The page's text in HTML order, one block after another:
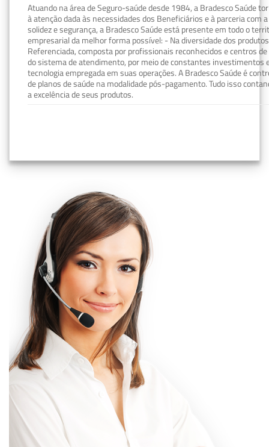
Atuando na área de Seguro-saúde desde 1984, a Bradesco Saúde
à atenção dada às necessidades dos Beneficiários e à parceria com
solidez e segurança, a Bradesco Saúde está presente em todo o
empresarial da melhor forma possível: - Na diversidade dos
Referenciada, composta por profissionais reconhecidos e centros
do sistema de atendimento, por meio de constantes investimentos
tecnologia empregada em suas operações. A Bradesco Saúde é
de planos de saúde na modalidade pós-pagamento. Tudo isso
a excelência de seus produtos.